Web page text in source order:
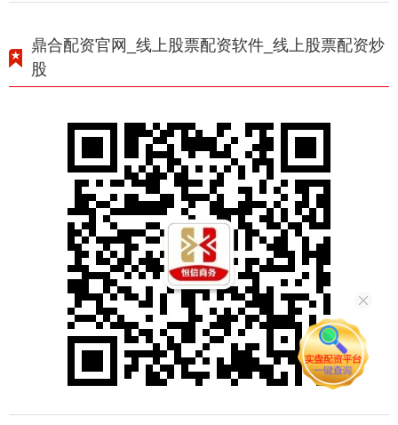
鼎合配资官网_线上股票配资软件_线上股票配资炒
股